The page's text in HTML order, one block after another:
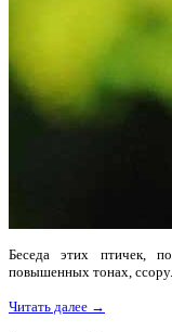
Беседа этих птичек,
повышенных тонах, ссору.
Читать далее →